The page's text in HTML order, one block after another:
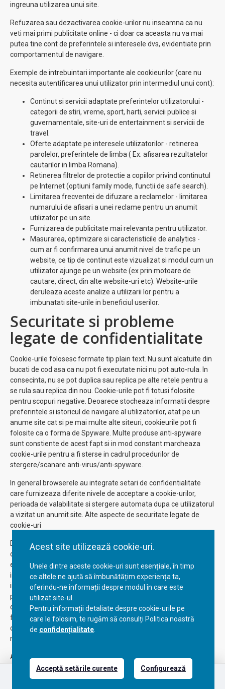
Acest site utilizează cookie-uri.
Unele dintre aceste cookie-uri sunt esențiale, în timp
ce altele ne ajută să îmbunătățim experiența ta,
oferindu-ne informații despre modul în care este
utilizat site-ul.
Pentru informații detaliate despre cookie-urile pe
care le folosim, te rugăm să consulți Politica noastră
de confidențialitate
Acceptă setările curente Configurează
ingreuna utilizarea unui site.
Refuzarea sau dezactivarea cookie-urilor nu inseamna ca nu
veti mai primi publicitate online - ci doar ca aceasta nu va mai
putea tine cont de preferintele si interesele dvs, evidentiate prin
comportamentul de navigare.
Exemple de intrebuintari importante ale cookieurilor (care nu
necesita autentificarea unui utilizator prin intermediul unui cont):
Continut si servicii adaptate preferintelor utilizatorului -
categorii de stiri, vreme, sport, harti, servicii publice si
guvernamentale, site-uri de entertainment si servicii de
travel.
Oferte adaptate pe interesele utilizatorilor - retinerea
parolelor, preferintele de limba ( Ex: afisarea rezultatelor
cautarilor in limba Romana).
Retinerea filtrelor de protectie a copiilor privind continutul
pe Internet (optiuni family mode, functii de safe search).
Limitarea frecventei de difuzare a reclamelor - limitarea
numarului de afisari a unei reclame pentru un anumit
utilizator pe un site.
Furnizarea de publicitate mai relevanta pentru utilizator.
Masurarea, optimizare si caracteristicile de analytics -
cum ar fi confirmarea unui anumit nivel de trafic pe un
website, ce tip de continut este vizualizat si modul cum un
utilizator ajunge pe un website (ex prin motoare de
cautare, direct, din alte website-uri etc). Website-urile
deruleaza aceste analize a utilizarii lor pentru a
imbunatati site-urile in beneficiul userilor.
Securitate si probleme
legate de confidentialitate
Cookie-urile folosesc formate tip plain text. Nu sunt alcatuite din
bucati de cod asa ca nu pot fi executate nici nu pot auto-rula. In
consecinta, nu se pot duplica sau replica pe alte retele pentru a
se rula sau replica din nou. Cookie-urile pot fi totusi folosite
pentru scopuri negative. Deoarece stocheaza informatii despre
preferintele si istoricul de navigare al utilizatorilor, atat pe un
anume site cat si pe mai multe alte siteuri, cookieurile pot fi
folosite ca o forma de Spyware. Multe produse anti-spyware
sunt constiente de acest fapt si in mod constant marcheaza
cookie-urile pentru a fi sterse in cadrul procedurilor de
stergere/scanare anti-virus/anti-spyware.
In general browserele au integrate setari de confidentialitate
care furnizeaza diferite nivele de acceptare a cookie-urilor,
perioada de valabilitate si stergere automata dupa ce utilizatorul
a vizitat un anumit site. Alte aspecte de securitate legate de
cookie-uri
Deoarece protectia identitatii este foarte valoroasa si reprezinta
dreptul fiecarui utilizator de internet, este indicat sa se stie ce
eventuale probleme pot crea cookie-urile. Pentru ca prin
intermediul lor se transmit in mod constant in ambele sensuri
informatii intre browser si website, daca un atacator sau
persoana neautorizata intervine in parcursul de transmitere a
datelor, informatiile continute de cookie pot fi interceptate. Desi
foarte rar, acest lucru se poate intampla daca browserul se
conecteaza la server folosind o retea necriptata (ex: o retea WiFi
nesecurizata).
Alte atacuri bazate pe cookie implica setari gresite ale
cookieurilor pe servere. Daca un website nu solicita browserului
sa foloseasca doar canale criptate, atacatorii pot folosi aceasta